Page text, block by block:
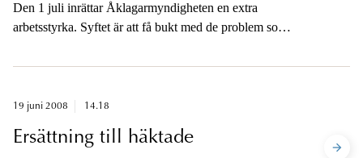
avsett att skydda.
Den 1 juli inrättar Åklagarmyndigheten en extra
arbetsstyrka. Syftet är att få bukt med de problem som
19 juni 2008 14.18
Ersättning till häktade